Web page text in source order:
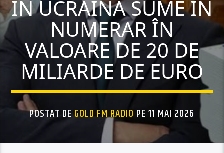
ÎN UCRAINA SUME ÎN
NUMERAR ÎN
VALOARE DE 20 DE
MILIARDE DE EURO
POSTAT DE GOLD FM RADIO PE 11 MAI 2026